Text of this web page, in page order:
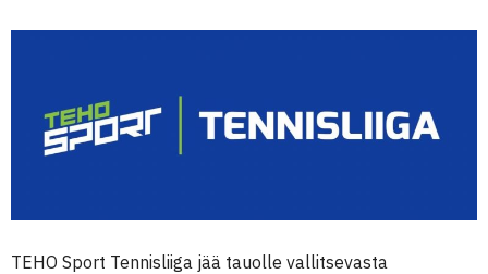
TEHO Sport Tennisliiga jää tauolle vallitsevasta